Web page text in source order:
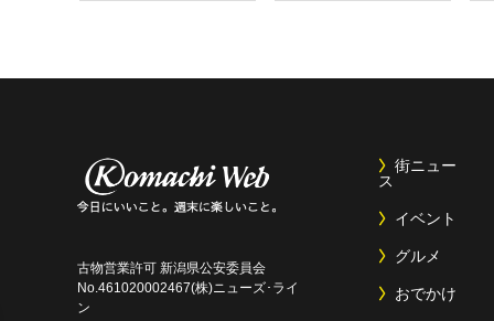
古物営業許可 新潟県公安委員会
No.461020002467(株)ニューズ･ライ
ン
街ニュー
ス
イベント
グルメ
おでかけ